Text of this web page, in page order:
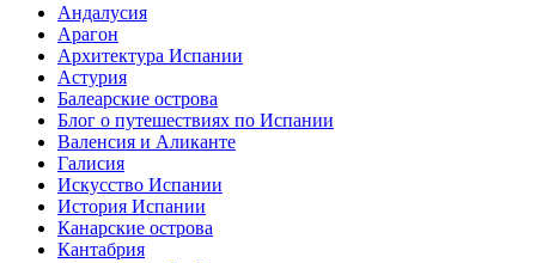
Андалусия
Арагон
Архитектура Испании
Астурия
Балеарские острова
Блог о путешествиях по Испании
Валенсия и Аликанте
Галисия
Искусство Испании
История Испании
Канарские острова
Кантабрия